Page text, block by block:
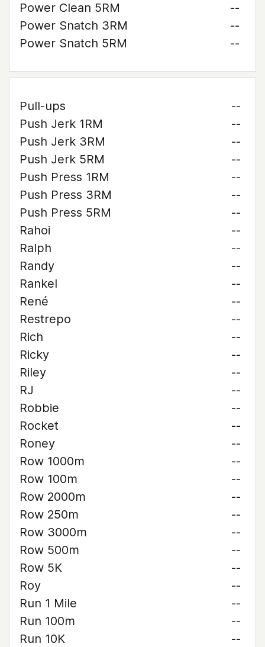
Power Clean 5RM
--
Power Snatch 3RM
--
Power Snatch 5RM
--
Pull-ups
--
Push Jerk 1RM
--
Push Jerk 3RM
--
Push Jerk 5RM
--
Push Press 1RM
--
Push Press 3RM
--
Push Press 5RM
--
Rahoi
--
Ralph
--
Randy
--
Rankel
--
René
--
Restrepo
--
Rich
--
Ricky
--
Riley
--
RJ
--
Robbie
--
Rocket
--
Roney
--
Row 1000m
--
Row 100m
--
Row 2000m
--
Row 250m
--
Row 3000m
--
Row 500m
--
Row 5K
--
Roy
--
Run 1 Mile
--
Run 100m
--
Run 10K
--